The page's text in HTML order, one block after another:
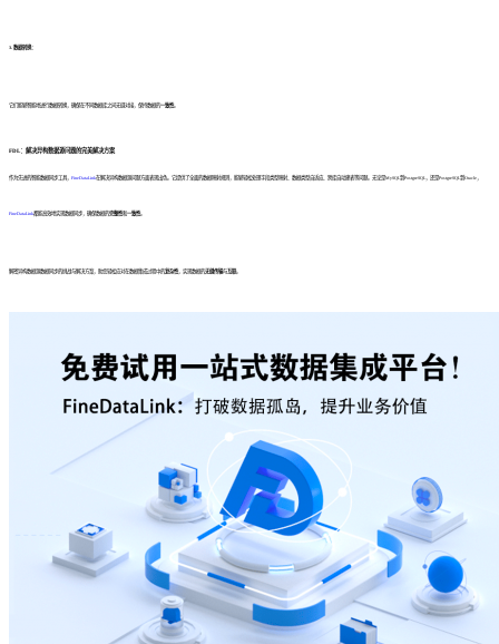
3. 数据转换：
它们能够智能地进行数据转换，确保在不同数据库之间无缝对接，保持数据的 一致性
FDL：解决异构数据源问题的完美解决方案
作为先进的智能数据同步工具， FineDataLink在解决异构数据源问题方面表现出色。它提供了全面的数据映射规则，能够轻松处理字段类型映射、数据类型自适应、跨库自动建表等问题。无论是MySQL到PostgreSQL，还是PostgreSQL到Oracle，
FineDataLink 都能高效地实现数据同步，确保数据的 完整性 和 一致性
解密异构数据源数据同步的挑战与解决方案，助您轻松应对在数据集成过程中的 复杂性 ，实现数据的 无缝传输与互联。